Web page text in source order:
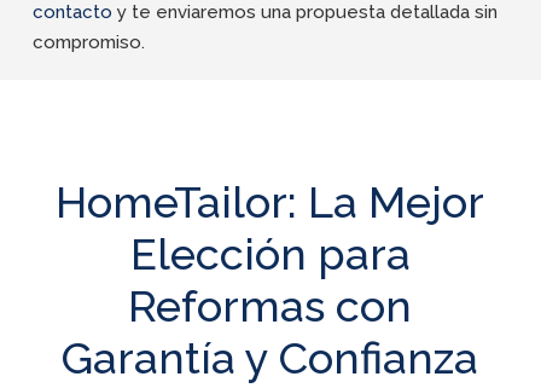
contacto y te enviaremos una propuesta detallada sin
compromiso.
HomeTailor: La Mejor
Elección para
Reformas con
Garantía y Confianza